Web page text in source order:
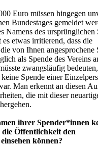
Euro müssen hingegen
Bundestages gemeldet
Namens des ursprünglichen
etwas irritierend, dass die
von Ihnen angesprochene
als Spende des Vereins
zwangsläufig
Spende einer
Man erkennt an diesen
die mit dieser
ihrer Spender*innen
Öffentlichkeit den
können?